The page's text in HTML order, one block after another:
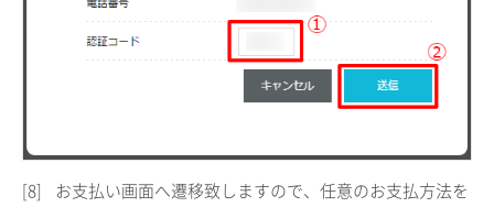
[8]
お支払い画面へ遷移致しますので、任意のお支払方法を